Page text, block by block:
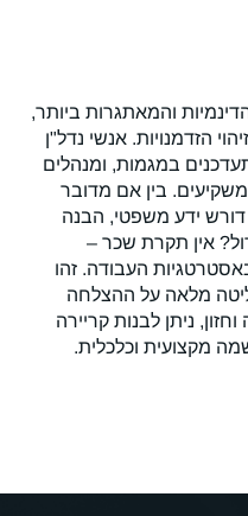
והמאתגרות ביותר,
הזדמנויות. אנשי נדל"ן
במגמות, ומנהלים
בין אם מדובר
דורש ידע משפטי, הבנה
אין תקרת שכר –
העבודה. זהו
מלאה על ההצלחה
ניתן לבנות קריירה
מקצועית וכלכלית.